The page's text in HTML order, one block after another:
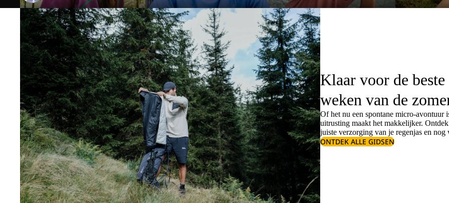
Klaar voor de beste
weken van de
Of het nu een spontane micro-avontuur
uitrusting maakt het makkelijker.
juiste verzorging van je regenjasen nog
ONTDEK ALLE GIDSEN